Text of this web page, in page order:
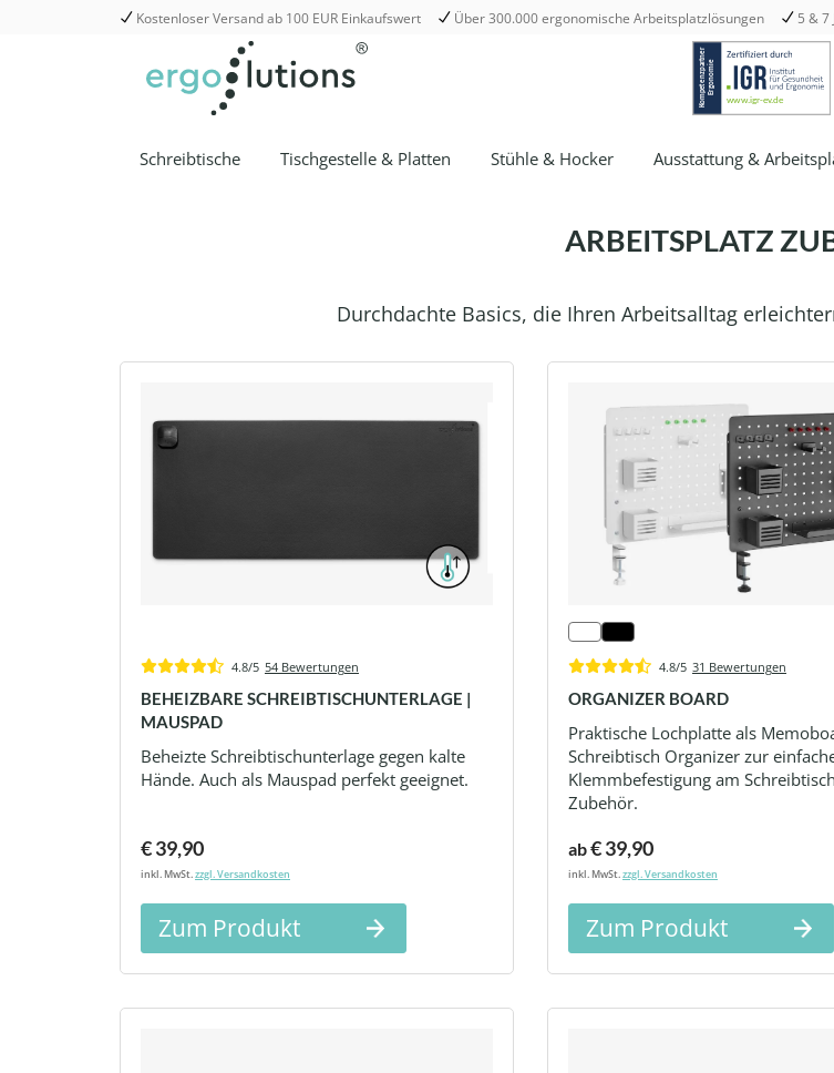
Zur Hauptnavigation springen
Kostenloser Versand ab 100 EUR Einkaufswert Über 300.000 ergonomische Arbeitsplatzlösungen 5 & 7
Schreibtische Tischgestelle & Platten Stühle & Hocker Ausstattung &
ARBEITSPLATZ
Durchdachte Basics, die Ihren Arbeitsalltag
4.8/5 54 Bewertungen
BEHEIZBARE SCHREIBTISCHUNTERLAGE |
MAUSPAD
Beheizte Schreibtischunterlage gegen kalte
Hände. Auch als Mauspad perfekt geeignet.
€ 39,90
inkl. MwSt.zzgl. Versandkosten
Zum Produkt
4.8/5 31 Bewertungen
ORGANIZER BOARD
Praktische Lochplatte als
Schreibtisch Organizer zur
Klemmbefestigung am
Zubehör.
ab€ 39,90
inkl. MwSt.zzgl. Versandkosten
Zum Produkt